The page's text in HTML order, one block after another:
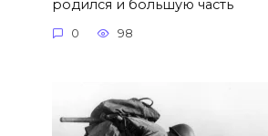
родился и большую часть
0 98